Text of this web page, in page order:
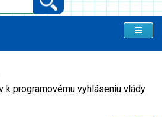
k programovému vyhláseniu vlády